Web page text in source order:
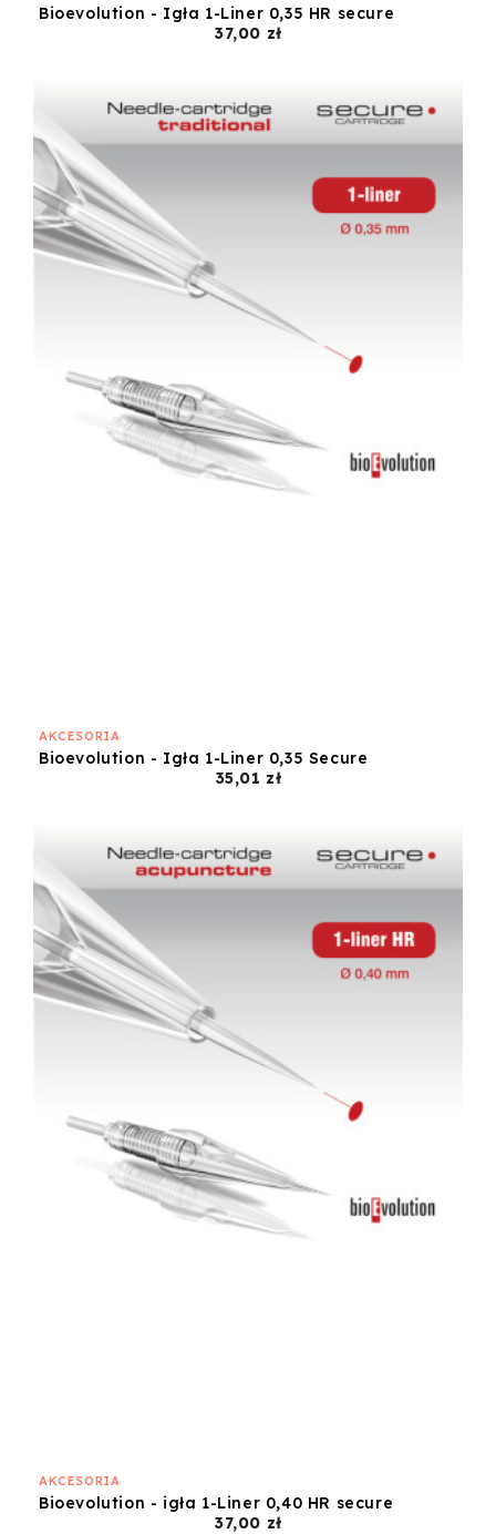
Bioevolution - Igła 1-Liner 0,35 HR secure
37,00 złCena
AKCESORIA
Bioevolution - Igła 1-Liner 0,35 Secure
35,01 złCena
AKCESORIA
Bioevolution - igła 1-Liner 0,40 HR secure
37,00 złCena